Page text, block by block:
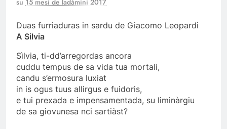
su 15 mesi de ladàmini 2017
Duas furriaduras in sardu de Giacomo Leopardi
A Silvia
Sìlvia, ti-dd’arregordas ancora
cuddu tempus de sa vida tua mortali,
candu s’ermosura luxiat
in is ogus tuus allirgus e fuidoris,
e tui prexada e impensamentada, su liminàrgiu
de sa giovunesa nci sartiàst?